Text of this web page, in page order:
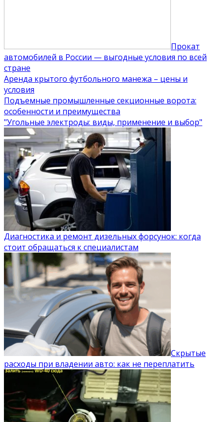
Прокат
автомобилей в России — выгодные условия по всей
стране
Аренда крытого футбольного манежа – цены и
условия
Подъемные промышленные секционные ворота:
особенности и преимущества
"Угольные электроды: виды, применение и выбор"
Диагностика и ремонт дизельных форсунок: когда
стоит обращаться к специалистам
Скрытые
расходы при владении авто: как не переплатить